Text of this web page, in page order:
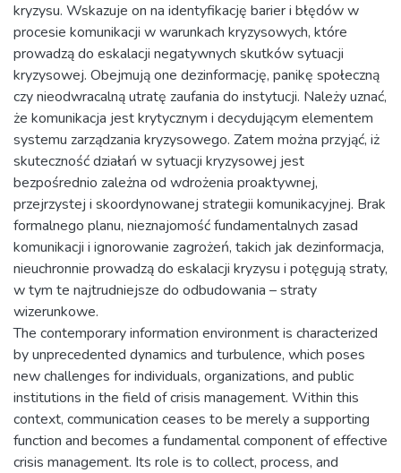
kryzysu. Wskazuje on na identyfikację barier i błędów w
procesie komunikacji w warunkach kryzysowych, które
prowadzą do eskalacji negatywnych skutków sytuacji
kryzysowej. Obejmują one dezinformację, panikę społeczną
czy nieodwracalną utratę zaufania do instytucji. Należy uznać,
że komunikacja jest krytycznym i decydującym elementem
systemu zarządzania kryzysowego. Zatem można przyjąć, iż
skuteczność działań w sytuacji kryzysowej jest
bezpośrednio zależna od wdrożenia proaktywnej,
przejrzystej i skoordynowanej strategii komunikacyjnej. Brak
formalnego planu, nieznajomość fundamentalnych zasad
komunikacji i ignorowanie zagrożeń, takich jak dezinformacja,
nieuchronnie prowadzą do eskalacji kryzysu i potęgują straty,
w tym te najtrudniejsze do odbudowania – straty
wizerunkowe.
The contemporary information environment is characterized
by unprecedented dynamics and turbulence, which poses
new challenges for individuals, organizations, and public
institutions in the field of crisis management. Within this
context, communication ceases to be merely a supporting
function and becomes a fundamental component of effective
crisis management. Its role is to collect, process, and